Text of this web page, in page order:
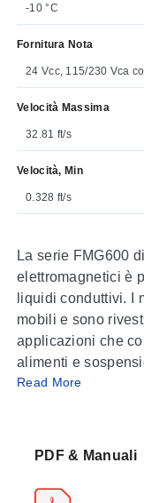
-10 °C
Fornitura Nota
24 Vcc, 115/230 Vca
Velocità Massima
32.81 ft/s
Velocità, Min
0.328 ft/s
La serie FMG600
elettromagnetici è
liquidi conduttivi. I
mobili e sono
applicazioni che
alimenti e
analogica,
applicazioni
remoto.
Read More
PDF & Manuali